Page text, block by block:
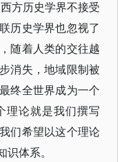
方历史学界不接受
历史学界也忽视了
随着人类的交往越
消失，地域限制被
终全世界成为一个
理论就是我们撰写
们希望以这个理论
体系。